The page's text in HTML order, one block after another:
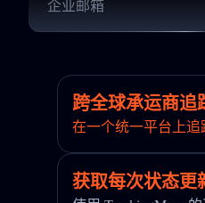
跨全球承运商追
在一个统一平台上
获取每次状态更